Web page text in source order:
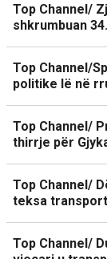
Top Channel/
shkrumbuan
Top Channel/
politike lë në
Top Channel/
thirrje për
Top Channel/
teksa
Top Channel/